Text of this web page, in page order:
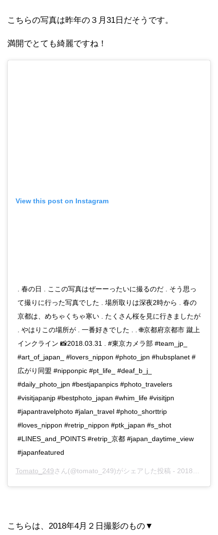
こちらの写真は昨年の３月31日だそうです。
満開でとても綺麗ですね！
View this post on Instagram
. 春の日 . ここの写真はぜーーったいに撮るのだ . そう思っ
て撮りに行った写真でした . 場所取りは深夜2時から . 春の
京都は、めちゃくちゃ寒い . たくさん桜を見に行きましたが
. やはりこの場所が . 一番好きでした . . 🌐京都府京都市 蹴上
インクライン 📸2018.03.31 . #東京カメラ部 #team_jp_
#art_of_japan_ #lovers_nippon #photo_jpn #hubsplanet #
広がり同盟 #nipponpic #pt_life_ #deaf_b_j_
#daily_photo_jpn #bestjapanpics #photo_travelers
#visitjapanjp #bestphoto_japan #whim_life #visitjpn
#japantravelphoto #jalan_travel #photo_shorttrip
#loves_nippon #retrip_nippon #ptk_japan #s_shot
#LINES_and_POINTS #retrip_京都 #japan_daytime_view
#japanfeatured
Tomato_249さん(@tomato_249)がシェアした投稿 - 2018年12月月18日午後7時02分PST
こちらは、2018年4月２日撮影のもの▼